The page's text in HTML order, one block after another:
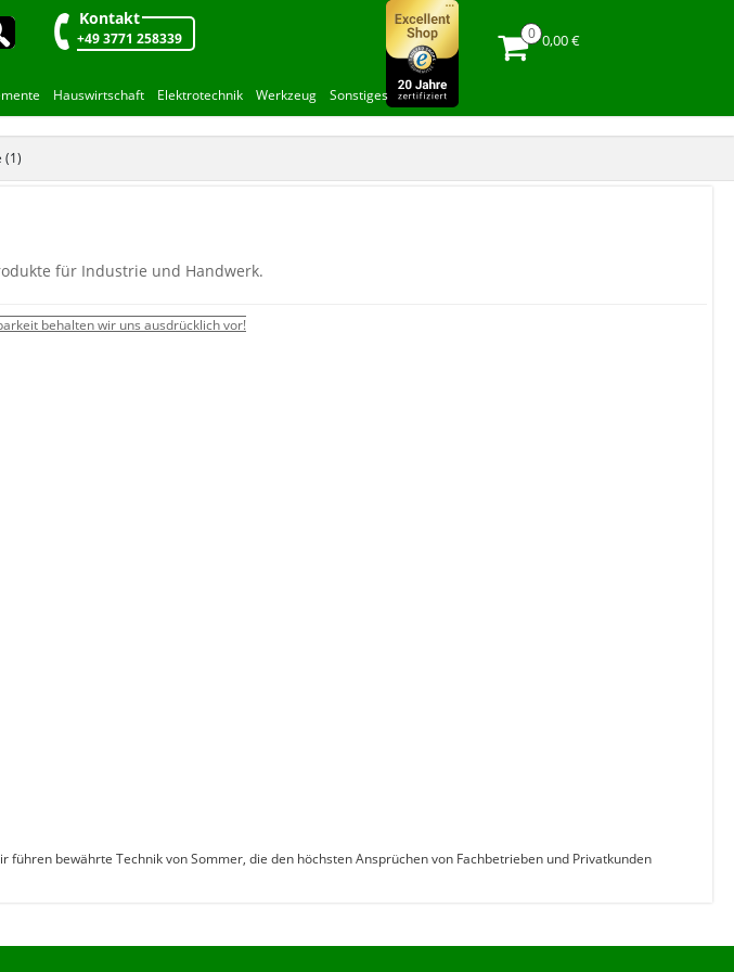
Kontakt
+49 3771 258339 0,00 €
Hauswirtschaft Elektrotechnik Werkzeug Sonstiges
(1)
für Industrie und Handwerk.
behalten wir uns ausdrücklich vor!
bewährte Technik von Sommer, die den höchsten Ansprüchen von Fachbetrieben und Privatkunden